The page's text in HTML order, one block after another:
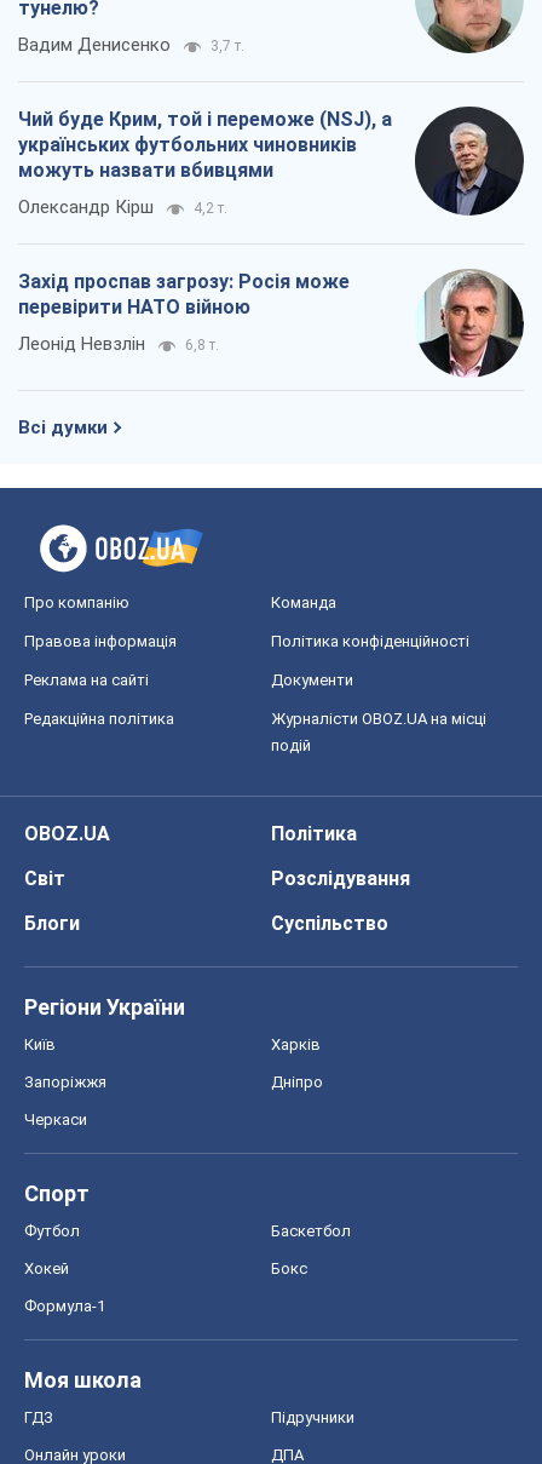
тунелю?
Вадим Денисенко 3,7 т.
Чий буде Крим, той і переможе (NSJ), а
українських футбольних чиновників
можуть назвати вбивцями
Олександр Кірш 4,2 т.
Захід проспав загрозу: Росія може
перевірити НАТО війною
Леонід Невзлін 6,8 т.
Всі думки
Про компанію Команда
Правова інформація Політика конфіденційності
Реклама на сайті Документи
Редакційна політика
Журналісти OBOZ.UA на місці
подій
OBOZ.UA
Політика
Світ
Розслідування
Блоги
Суспільство
Регіони України
Київ Харків
Запоріжжя Дніпро
Черкаси
Спорт
Футбол Баскетбол
Хокей Бокс
Формула-1
Моя школа
ГДЗ Підручники
Онлайн уроки ДПА